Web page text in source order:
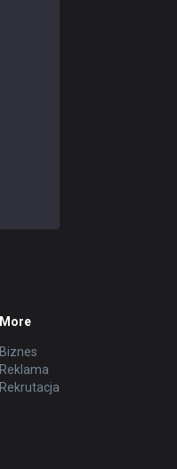
More
Biznes
Reklama
Rekrutacja